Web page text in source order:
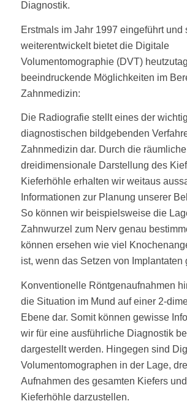
Diagnostik.
Erstmals im Jahr 1997 eingeführt und
weiterentwickelt bietet die Digitale
Volumentomographie (DVT)
beeindruckende Möglichkeiten im
Zahnmedizin:
Die Radiografie stellt eines der
diagnostischen bildgebenden
Zahnmedizin dar. Durch die
dreidimensionale Darstellung des
Kieferhöhle erhalten wir weitaus
Informationen zur Planung unserer
So können wir beispielsweise die
Zahnwurzel zum Nerv genau
können ersehen wie viel
ist, wenn das Setzen von Implantaten
Konventionelle Röntgenaufnahmen
die Situation im Mund auf einer 2-
Ebene dar. Somit können gewisse
wir für eine ausführliche Diagnostik
dargestellt werden. Hingegen sind
Volumentomographen in der Lage,
Aufnahmen des gesamten Kiefers
Kieferhöhle darzustellen.